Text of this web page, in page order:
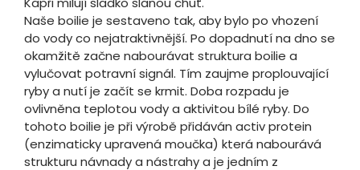
Naše boilie je sestaveno tak, aby bylo po vhození
do vody co nejatraktivnější. Po dopadnutí na dno se
okamžitě začne nabourávat struktura boilie a
vylučovat potravní signál. Tím zaujme proplouvající
ryby a nutí je začít se krmit. Doba rozpadu je
ovlivněna teplotou vody a aktivitou bílé ryby. Do
tohoto boilie je při výrobě přidáván activ protein
(enzimaticky upravená moučka) která nabourává
strukturu návnady a nástrahy a je jedním z